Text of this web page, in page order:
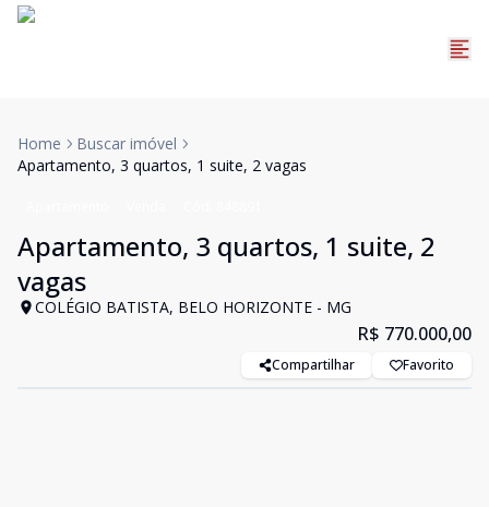
Home
Buscar imóvel
Apartamento, 3 quartos, 1 suite, 2 vagas
Apartamento, 3 quartos, 1 suite, 2
vagas
COLÉGIO BATISTA, BELO HORIZONTE - MG
R$ 770.000,00
Compartilhar Favorito